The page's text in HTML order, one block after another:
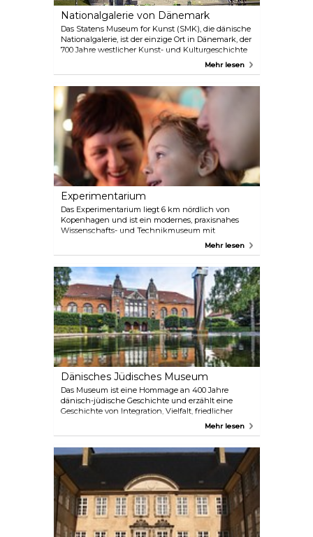
Nationalgalerie von Dänemark
Das Statens Museum for Kunst (SMK), die dänische
Nationalgalerie, ist der einzige Ort in Dänemark, der
700 Jahre westlicher Kunst- und Kulturgeschichte
unter einem Dach vereint. Ein Besuch des
zeitgenössischer Kunst, so wie auch das
Museumsgebäude selbst eine Verschmelzung von
Neuem und Altem darstellt.
Mehr lesen
Experimentarium
Das Experimentarium liegt 6 km nördlich von
Kopenhagen und ist ein modernes, praxisnahes
Wissenschafts- und Technikmuseum mit
spannenden Experimenten und Aktivitäten, die
„Der Tunnel der Sinne“ und „Das Labyrinth des
Lichts“.
Mehr lesen
Dänisches Jüdisches Museum
Das Museum ist eine Hommage an 400 Jahre
dänisch-jüdische Geschichte und erzählt eine
Geschichte von Integration, Vielfalt, friedlicher
Koexistenz und Menschlichkeit. Der spektakuläre
Mehr lesen